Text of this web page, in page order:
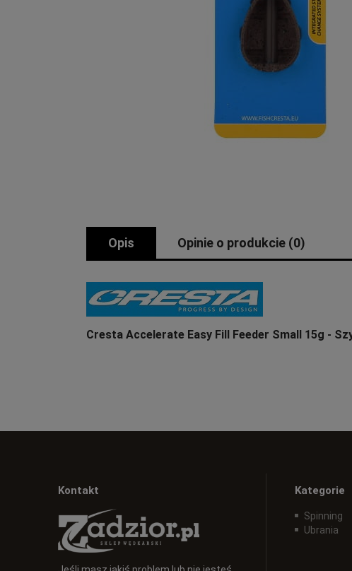
Opis Opinie o produkcie (0)
Cresta Accelerate Easy Fill Feeder Small 15g -
Kontakt Kategorie
Spinning
Ubrania